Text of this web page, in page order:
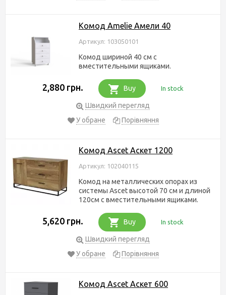
Комод Amelie Амели 40
Артикул: 103050101
Комод шириной 40 см с
вместительными ящиками.
2,880 грн. Buy In stock
Швидкий перегляд
У обране
Порівняння
Комод Ascet Аскет 1200
Артикул: 102040115
Комод на металлических опорах из
системы Ascet высотой 70 см и длиной
120см с вместительными ящиками.
5,620 грн. Buy In stock
Швидкий перегляд
У обране
Порівняння
Комод Ascet Аскет 600